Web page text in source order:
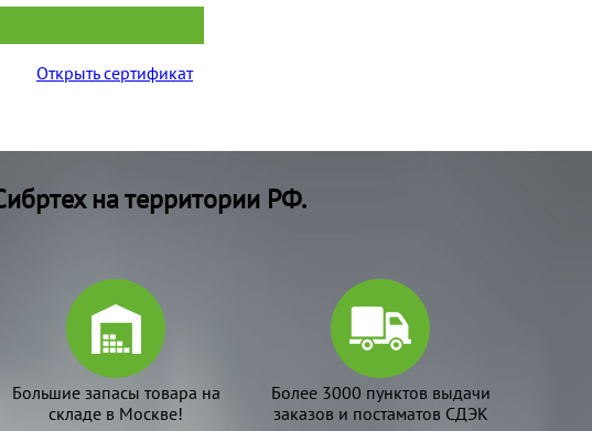
Открыть сертификат
на территории РФ.
Большие запасы товара на
складе в Москве!
Более 3000 пунктов выдачи
заказов и постаматов СДЭК